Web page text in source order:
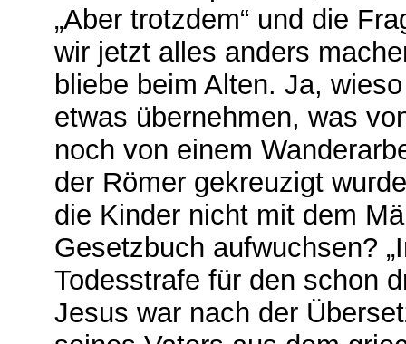
„Aber trotzdem“ und die
wir jetzt alles anders
bliebe beim Alten. Ja,
etwas übernehmen, was
noch von einem
der Römer gekreuzigt
die Kinder nicht mit dem
Gesetzbuch aufwuchsen?
Todesstrafe für den schon
Jesus war nach der